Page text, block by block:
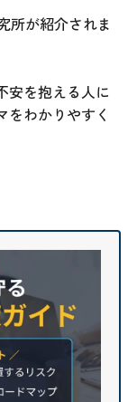
所が紹介されま
安を抱える人に
をわかりやすく